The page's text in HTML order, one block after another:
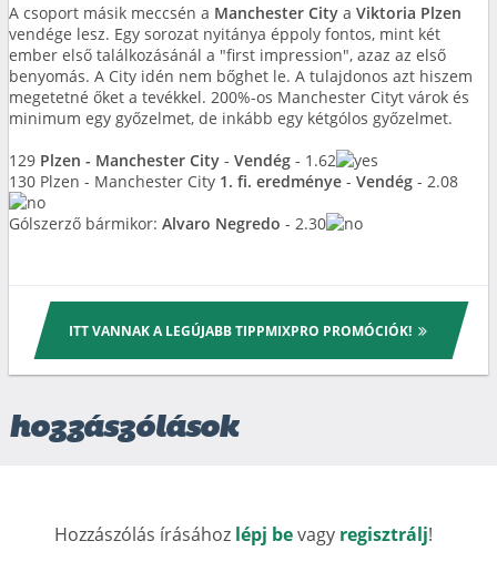
A csoport másik meccsén a Manchester City a Viktoria Plzen
vendége lesz. Egy sorozat nyitánya éppoly fontos, mint két
ember első találkozásánál a "first impression", azaz az első
benyomás. A City idén nem bőghet le. A tulajdonos azt hiszem
megetetné őket a tevékkel. 200%-os Manchester Cityt várok és
minimum egy győzelmet, de inkább egy kétgólos győzelmet.
129 Plzen - Manchester City - Vendég - 1.62
130 Plzen - Manchester City 1. fi. eredménye - Vendég - 2.08
Gólszerző bármikor: Alvaro Negredo - 2.30
ITT VANNAK A LEGÚJABB TIPPMIXPRO PROMÓCIÓK!
hozzászólások
Hozzászólás írásához lépj bevagy regisztrálj!